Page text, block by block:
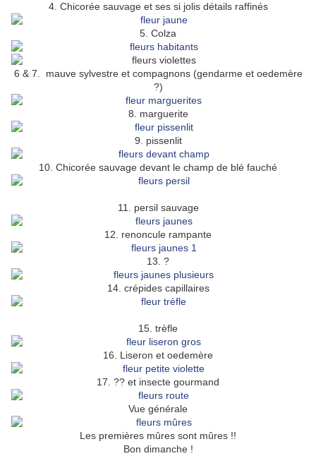
4. Chicorée sauvage et ses si jolis détails raffinés
5. Colza
6 & 7. mauve sylvestre et compagnons (gendarme et oedemère
?)
8. marguerite
9. pissenlit
10. Chicorée sauvage devant le champ de blé fauché
11. persil sauvage
12. renoncule rampante
13. ?
14. crépides capillaires
15. trèfle
16. Liseron et oedemère
17. ?? et insecte gourmand
Vue générale
Les premières mûres sont mûres !!
Bon dimanche !